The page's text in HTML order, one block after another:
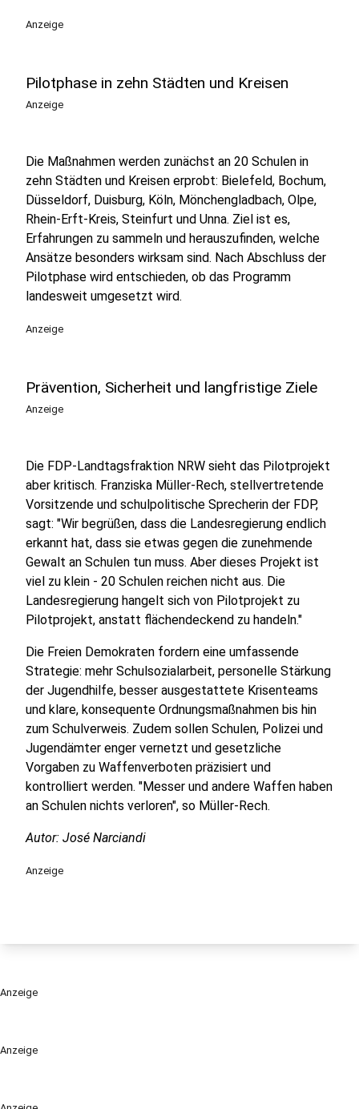
Anzeige
Anzeige
Pilotphase in zehn Städten und Kreisen
Anzeige
Die Maßnahmen werden zunächst an 20 Schulen in
zehn Städten und Kreisen erprobt: Bielefeld, Bochum,
Düsseldorf, Duisburg, Köln, Mönchengladbach, Olpe,
Rhein-Erft-Kreis, Steinfurt und Unna. Ziel ist es,
Erfahrungen zu sammeln und herauszufinden, welche
Ansätze besonders wirksam sind. Nach Abschluss der
Pilotphase wird entschieden, ob das Programm
landesweit umgesetzt wird.
Anzeige
Prävention, Sicherheit und langfristige Ziele
Anzeige
Die FDP-Landtagsfraktion NRW sieht das Pilotprojekt
aber kritisch. Franziska Müller-Rech, stellvertretende
Vorsitzende und schulpolitische Sprecherin der FDP,
sagt: "Wir begrüßen, dass die Landesregierung endlich
erkannt hat, dass sie etwas gegen die zunehmende
Gewalt an Schulen tun muss. Aber dieses Projekt ist
viel zu klein - 20 Schulen reichen nicht aus. Die
Landesregierung hangelt sich von Pilotprojekt zu
Pilotprojekt, anstatt flächendeckend zu handeln."
Die Freien Demokraten fordern eine umfassende
Strategie: mehr Schulsozialarbeit, personelle Stärkung
der Jugendhilfe, besser ausgestattete Krisenteams
und klare, konsequente Ordnungsmaßnahmen bis hin
zum Schulverweis. Zudem sollen Schulen, Polizei und
Jugendämter enger vernetzt und gesetzliche
Vorgaben zu Waffenverboten präzisiert und
kontrolliert werden. "Messer und andere Waffen haben
an Schulen nichts verloren", so Müller-Rech.
Autor: José Narciandi
Anzeige
Anzeige